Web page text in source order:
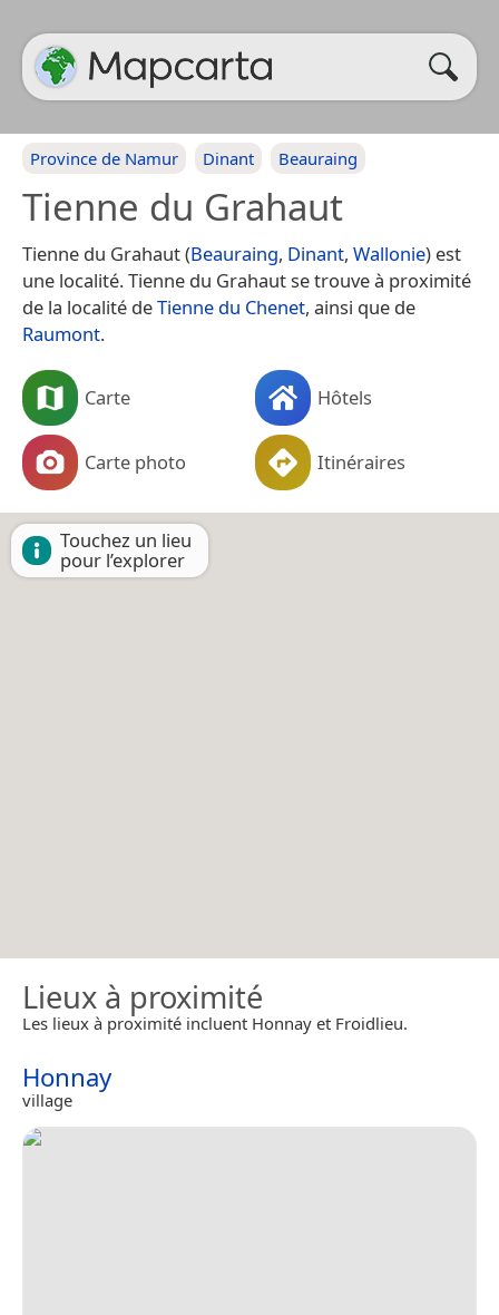
Province de Namur Dinant Beauraing
Tienne du Grahaut
Tienne du Grahaut (Beauraing, Dinant, Wallonie) est
une localité. Tienne du Grahaut se trouve à proximité
de la localité deTienne du Chenet, ainsi que de
Raumont.
Carte Hôtels
Carte photo Itinéraires
Touchez un lieu
pour l’explorer
Lieux à proximité
Les lieux à proximité incluent Honnay et Froidlieu.
Honnay
village